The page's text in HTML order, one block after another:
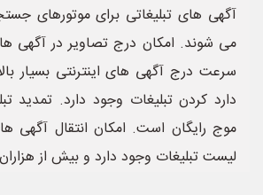
آگهی های تبلیغاتی برای موتورهای
می شوند. امکان درج تصاویر در آگهی
سرعت درج آگهی های اینترنتی بسیار
دارد کردن تبلیغات وجود دارد. تمدید
موج رایگان است. امکان انتقال آگهی
لیست تبلیغات وجود دارد و بیش از